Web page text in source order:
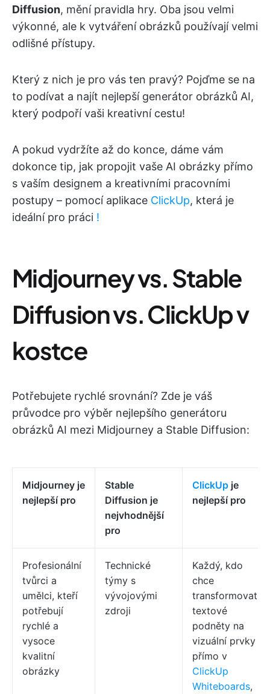
Diffusion, mění pravidla hry. Oba jsou velmi
výkonné, ale k vytváření obrázků používají velmi
odlišné přístupy.
Který z nich je pro vás ten pravý? Pojďme se na
to podívat a najít nejlepší generátor obrázků AI,
který podpoří vaši kreativní cestu!
A pokud vydržíte až do konce, dáme vám
dokonce tip, jak propojit vaše AI obrázky přímo
s vaším designem a kreativními pracovními
postupy – pomocí aplikace ClickUp, která je
ideální pro práci !
Midjourney vs. Stable
Diffusion vs. ClickUp v
kostce
Potřebujete rychlé srovnání? Zde je váš
průvodce pro výběr nejlepšího generátoru
obrázků AI mezi Midjourney a Stable Diffusion:
Midjourney je
nejlepší pro
Stable
Diffusion je
nejvhodnější
pro
ClickUp je
nejlepší pro
Profesionální
tvůrci a
umělci, kteří
potřebují
rychlé a
vysoce
kvalitní
obrázky
Technické
týmy s
vývojovými
zdroji
Každý, kdo
chce
transformovat
textové
podněty na
vizuální prvky
přímo v
ClickUp
Whiteboards,